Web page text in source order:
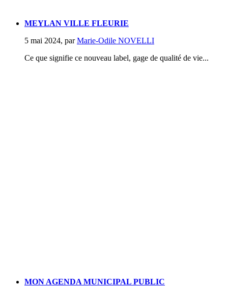
MEYLAN VILLE FLEURIE
5 mai 2024, parMarie-Odile NOVELLI
Ce que signifie ce nouveau label, gage de qualité de vie...
MON AGENDA MUNICIPAL PUBLIC